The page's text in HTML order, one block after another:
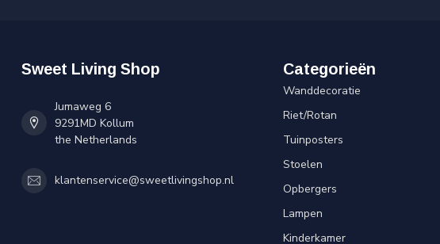
Sweet Living Shop
Jumaweg 6
9291MD Kollum
the Netherlands
klantenservice@sweetlivingshop.nl
Categorieën
Wanddecoratie
Riet/Rotan
Tuinposters
Stoelen
Opbergers
Lampen
Kinderkamer